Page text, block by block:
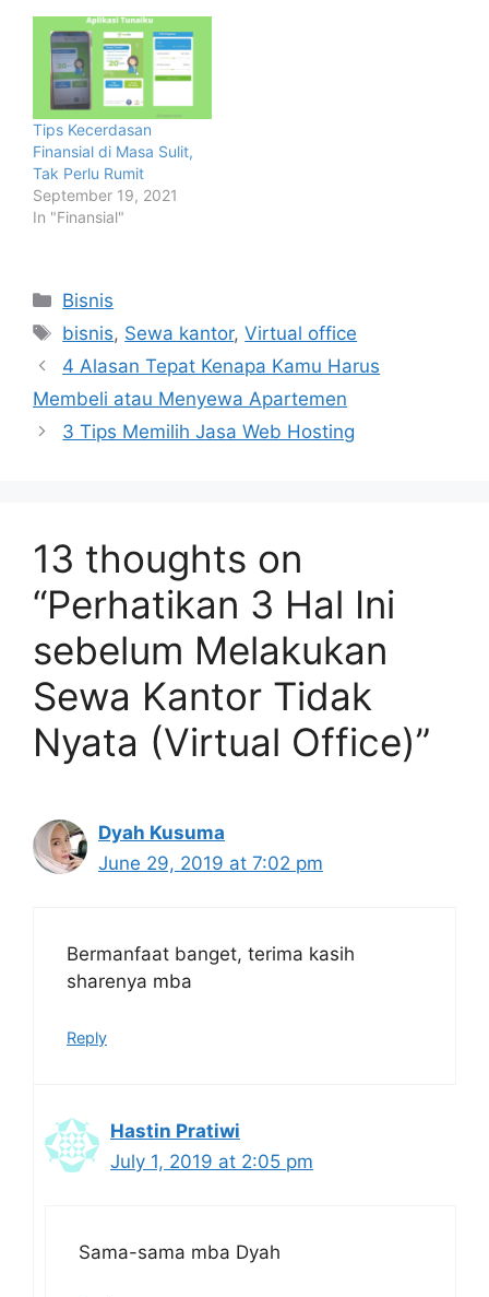
Tips Kecerdasan
Finansial di Masa Sulit,
Tak Perlu Rumit
September 19, 2021
In "Finansial"
Categories
Bisnis
Tags
bisnis, Sewa kantor,Virtual office
4 Alasan Tepat Kenapa Kamu Harus
Membeli atau Menyewa Apartemen
3 Tips Memilih Jasa Web Hosting
13 thoughts on
“Perhatikan 3 Hal Ini
sebelum Melakukan
Sewa Kantor Tidak
Nyata (Virtual Office)”
Dyah Kusuma
June 29, 2019 at 7:02 pm
Bermanfaat banget, terima kasih
sharenya mba
Reply
Hastin Pratiwi
July 1, 2019 at 2:05 pm
Sama-sama mba Dyah